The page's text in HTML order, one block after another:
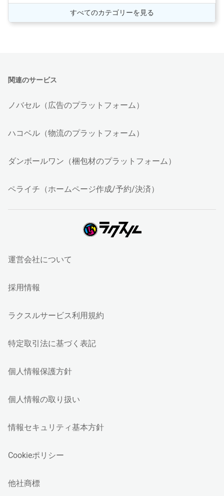
すべてのカテゴリーを見る
関連のサービス
ノバセル（広告のプラットフォーム）
ハコベル（物流のプラットフォーム）
ダンボールワン（梱包材のプラットフォーム）
ペライチ（ホームページ作成/予約/決済）
運営会社について
採用情報
ラクスルサービス利用規約
特定取引法に基づく表記
個人情報保護方針
個人情報の取り扱い
情報セキュリティ基本方針
Cookieポリシー
他社商標